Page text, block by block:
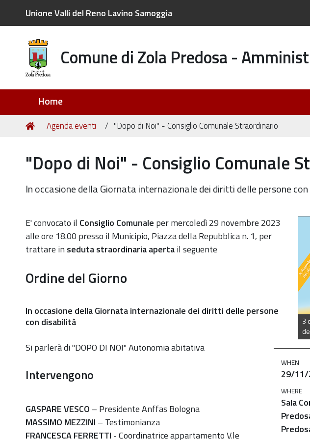
Unione Valli del Reno Lavino Samoggia
Comune di Zola Predosa -
Home
Tu
Home
Agenda eventi "Dopo di Noi" - Consiglio Comunale Straordinario
"Dopo di Noi" - Consiglio Comunale
In occasione della Giornata internazionale dei diritti delle persone
3
https://old.comune.zolapredosa.bo.it/events/giornata-
internazionale-
diritti-
2023
di
Noi"
Consiglio
Straordinario
29T18:00:00+01:00
2023-
WHEN
29/11/
WHERE
Sala
E' convocato il Consiglio Comunale per mercoledì 29 novembre 2023
alle ore 18.00 presso il Municipio, Piazza della Repubblica n. 1, per
trattare in seduta straordinaria apertail seguente
Ordine del Giorno
In occasione della Giornata internazionale dei diritti delle persone
con disabilità
Si parlerà di "DOPO DI NOI" Autonomia abitativa
Intervengono
GASPARE VESCO – Presidente Anffas Bologna
MASSIMO MEZZINI – Testimonianza
FRANCESCA FERRETTI - Coordinatrice appartamento V.le